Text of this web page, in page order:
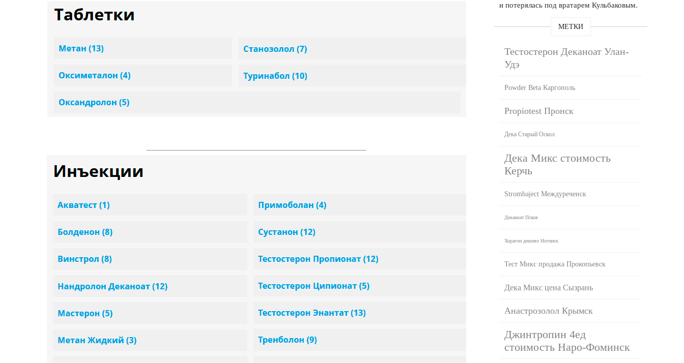
и потерялась под вратарем Кульбаковым.
МЕТКИ
Тестостерон Деканоат Улан-
Удэ
Powder Beta Каргополь
Propiotest Пронск
Дека Старый Оскол
Дека Микс стоимость
Керчь
Strombaject Междуреченск
Деканоат Псков
Хорагон дешево Ногинск
Тест Микс продажа Прокопьевск
Дека Микс цена Сызрань
Анастрозолол Крымск
Джинтропин 4ед
стоимость Наро-Фоминск